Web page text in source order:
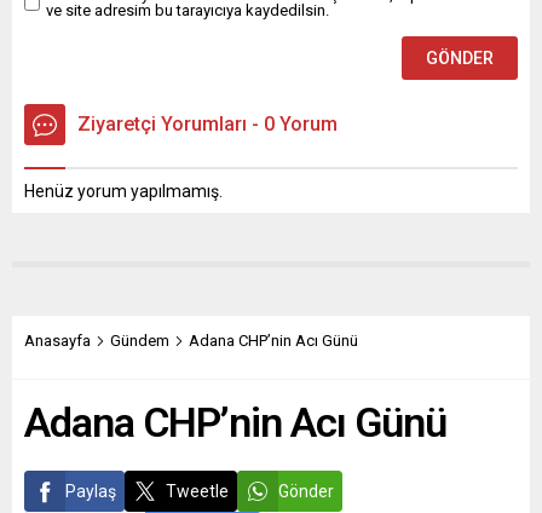
ve site adresim bu tarayıcıya kaydedilsin.
Ziyaretçi Yorumları - 0 Yorum
Henüz yorum yapılmamış.
Anasayfa Gündem Adana CHP’nin Acı Günü
Adana CHP’nin Acı Günü
Paylaş Tweetle Gönder